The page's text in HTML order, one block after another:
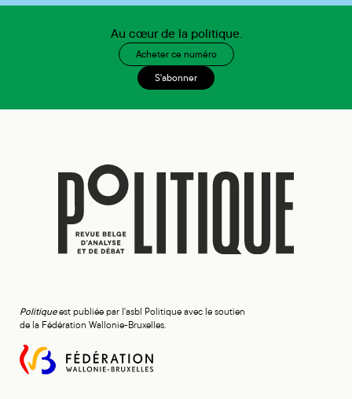
Au cœur de la politique.
Acheter ce numéro
S'abonner
Politiqueest publiée par l'asbl Politique avec le soutien
de la Fédération Wallonie-Bruxelles.